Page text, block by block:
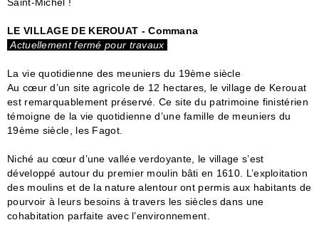
Saint-Michel !
LE VILLAGE DE KEROUAT - Commana
Actuellement fermé pour travaux
La vie quotidienne des meuniers du 19ème siècle
Au cœur d’un site agricole de 12 hectares, le village de Kerouat
est remarquablement préservé. Ce site du patrimoine finistérien
témoigne de la vie quotidienne d’une famille de meuniers du
19ème siècle, les Fagot.
Niché au cœur d’une vallée verdoyante, le village s’est
développé autour du premier moulin bâti en 1610. L’exploitation
des moulins et de la nature alentour ont permis aux habitants de
pourvoir à leurs besoins à travers les siècles dans une
cohabitation parfaite avec l’environnement.